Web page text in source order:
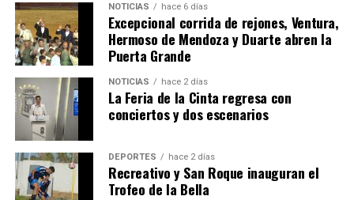
4º DÍA DE LAS FIESTAS COLOMBINAS 2026
hace 1 semana · Huelvatv
NOTICIAS hace 6 días
Excepcional corrida de rejones, Ventura,
Hermoso de Mendoza y Duarte abren la
Puerta Grande
NOTICIAS hace 2 días
La Feria de la Cinta regresa con
conciertos y dos escenarios
DEPORTES hace 2 días
Recreativo y San Roque inauguran el
Trofeo de la Bella